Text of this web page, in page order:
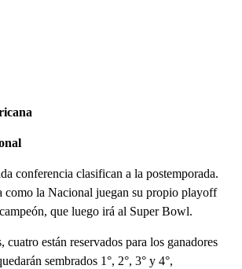
conferencia clasifican a la postemporada.
como la Nacional juegan su propio playoff
que luego irá al Super Bowl.
cuatro están reservados para los ganadores
sembrados 1°, 2°, 3° y 4°,